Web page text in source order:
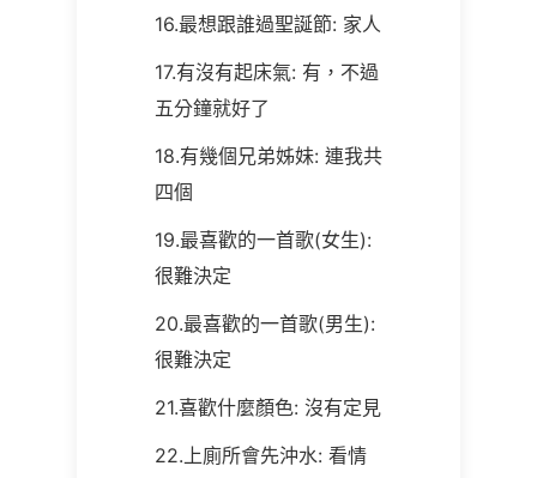
16.最想跟誰過聖誕節: 家人
17.有沒有起床氣: 有 ，不過
五分鐘就好了
18.有幾個兄弟姊妹: 連我共
四個
19.最喜歡的一首歌(女生):
很難決定
20.最喜歡的一首歌(男生):
很難決定
21.喜歡什麼顏色: 沒有定見
22.上廁所會先沖水: 看情